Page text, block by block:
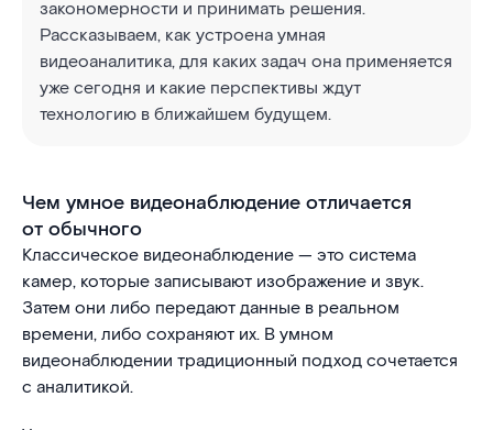
закономерности и принимать решения.
Рассказываем, как устроена умная
видеоаналитика, для каких задач она применяется
уже сегодня и какие перспективы ждут
технологию в ближайшем будущем.
Чем умное видеонаблюдение отличается
от обычного
Классическое видеонаблюдение — это система
камер, которые записывают изображение и звук.
Затем они либо передают данные в реальном
времени, либо сохраняют их. В умном
видеонаблюдении традиционный подход сочетается
с аналитикой.